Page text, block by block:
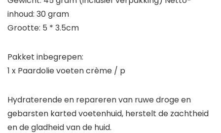
inhoud: 30 gram
Grootte: 5 * 3.5cm
Pakket inbegrepen:
1 x Paardolie voeten crème / p
Hydraterende en repareren van ruwe droge en
gebarsten karted voetenhuid, herstelt de zachtheid
en de gladheid van de huid.